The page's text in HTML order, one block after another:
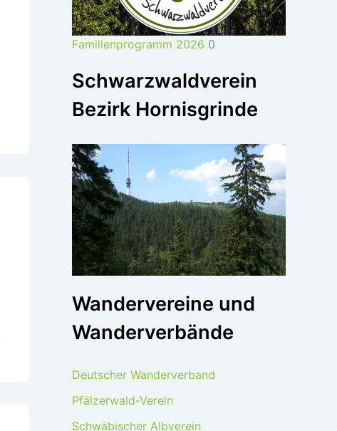
Familienprogramm 2026 0
Schwarzwaldverein
Bezirk Hornisgrinde
Wandervereine und
Wanderverbände
Deutscher Wanderverband
Pfälzerwald-Verein
Schwäbischer Albverein